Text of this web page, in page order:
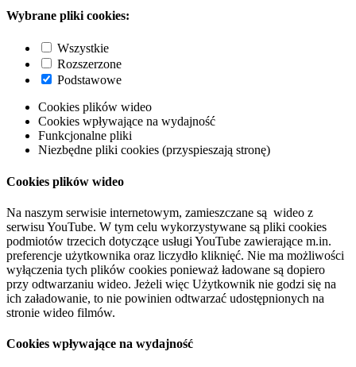
Wybrane pliki cookies:
Wszystkie
Rozszerzone
Podstawowe
Cookies plików wideo
Cookies wpływające na wydajność
Funkcjonalne pliki
Niezbędne pliki cookies (przyspieszają stronę)
Cookies plików wideo
Na naszym serwisie internetowym, zamieszczane są wideo z
serwisu YouTube. W tym celu wykorzystywane są pliki cookies
podmiotów trzecich dotyczące usługi YouTube zawierające m.in.
preferencje użytkownika oraz liczydło kliknięć. Nie ma możliwości
wyłączenia tych plików cookies ponieważ ładowane są dopiero
przy odtwarzaniu wideo. Jeżeli więc Użytkownik nie godzi się na
ich załadowanie, to nie powinien odtwarzać udostępnionych na
stronie wideo filmów.
Cookies wpływające na wydajność